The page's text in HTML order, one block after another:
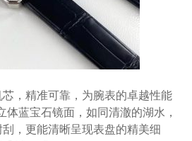
，精准可靠，为腕表的卓越性能
蓝宝石镜面，如同清澈的湖水，
，更能清晰呈现表盘的精美细